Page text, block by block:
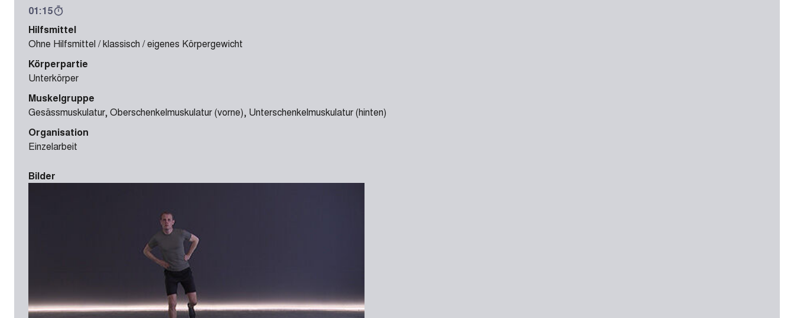
01:15
Hilfsmittel
Ohne Hilfsmittel / klassisch / eigenes Körpergewicht
Körperpartie
Unterkörper
Muskelgruppe
Gesässmuskulatur, Oberschenkelmuskulatur (vorne), Unterschenkelmuskulatur (hinten)
Organisation
Einzelarbeit
Bilder